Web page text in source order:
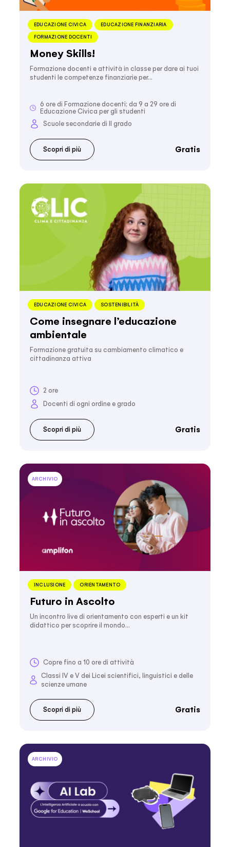
EDUCAZIONE CIVICA EDUCAZIONE FINANZIARIA
FORMAZIONE DOCENTI
Money Skills!
Formazione docenti e attività in classe per dare ai tuoi
studenti le competenze finanziarie per…
6 ore di Formazione docenti; da 9 a 29 ore di
Educazione Civica per gli studenti
Scuole secondarie di II grado
Scopri di più Gratis
EDUCAZIONE CIVICA SOSTENIBILITÀ
Come insegnare l’educazione
ambientale
Formazione gratuita su cambiamento climatico e
cittadinanza attiva
2 ore
Docenti di ogni ordine e grado
Scopri di più Gratis
ARCHIVIO
INCLUSIONE ORIENTAMENTO
Futuro in Ascolto
Un incontro live di orientamento con esperti e un kit
didattico per scoprire il mondo…
Copre fino a 10 ore di attività
Classi IV e V dei Licei scientifici, linguistici e delle
scienze umane
Scopri di più Gratis
ARCHIVIO